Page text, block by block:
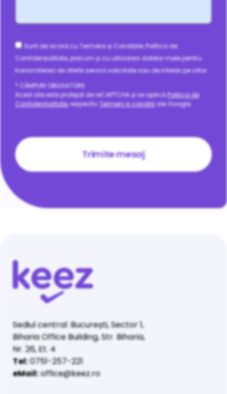
* CÂMPURI OBLIGATORII
Acest site este protejat de reCAPTCHA și se aplicăPolitica de
Confidențialitate, respectiv Termeni și condițiiale Google.
Consent
Sunt de acord cu Termenii și Condițiile, Politica de
Confidențialitate, precum și cu utilizarea datelor mele pentru
transmiterea de oferte servicii solicitate sau de interes pe viitor.
Sediul central: București, Sector 1,
Biharia Office Building, Str. Biharia,
Nr. 26, Et. 4
Tel:0751-257-221
eMail:office@keez.ro